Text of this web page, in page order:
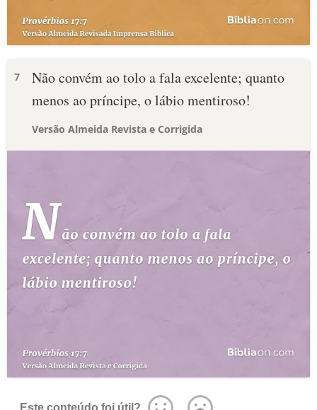
7
Não convém ao tolo a fala excelente; quanto
menos ao príncipe, o lábio mentiroso!
Versão Almeida Revista e Corrigida
Este conteúdo foi útil?